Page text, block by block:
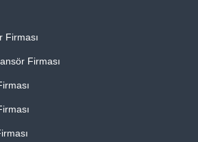
Firması
Firması